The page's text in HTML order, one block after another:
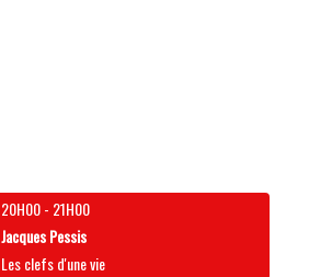
20H00- 21H00
Jacques Pessis
Les clefs d'une vie